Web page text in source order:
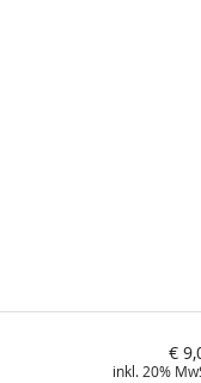
€
inkl. 20%